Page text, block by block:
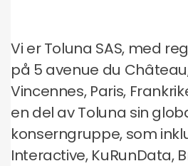
Vi er Toluna SAS, med
på 5 avenue du
Vincennes, Paris,
en del av Toluna sin
konserngruppe, som
Interactive, KuRunData,